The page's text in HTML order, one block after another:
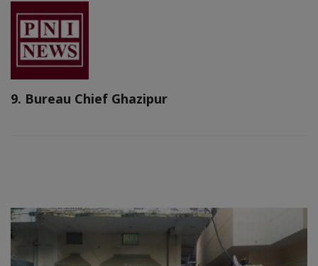
9. Bureau Chief Ghazipur